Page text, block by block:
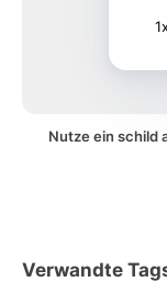
Nutze ein schild
Verwandte